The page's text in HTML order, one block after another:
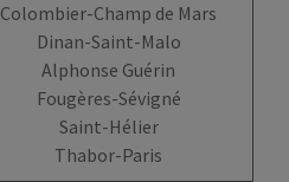
Colombier-Champ de Mars
Dinan-Saint-Malo
Alphonse Guérin
Fougères-Sévigné
Saint-Hélier
Thabor-Paris